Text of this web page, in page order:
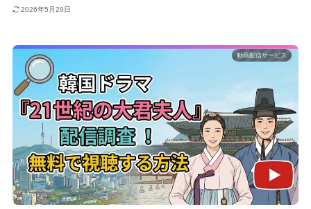
2026年5月29日
動画配信サービス